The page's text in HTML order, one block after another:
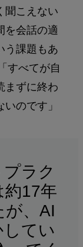
聞こえない
を会話の適
う課題もあ
すべてが自
まずに終わ
のです」
ラク
約17年
が、AI
てい